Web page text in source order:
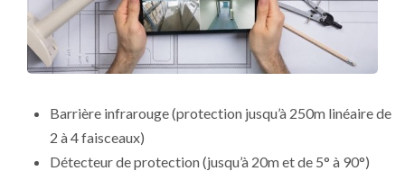
Barrière infrarouge (protection jusqu’à 250m linéaire de
2 à 4 faisceaux)
Détecteur de protection (jusqu’à 20m et de 5° à 90°)